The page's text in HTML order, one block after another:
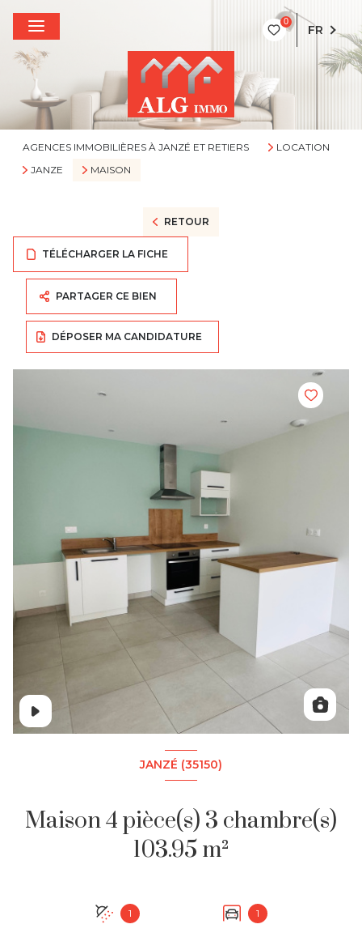
0
FR
AGENCES IMMOBILIÈRES À JANZÉ ET RETIERS
LOCATION
JANZE
MAISON
RETOUR
TÉLÉCHARGER LA FICHE
PARTAGER CE BIEN
DÉPOSER MA CANDIDATURE
JANZÉ (35150)
Maison 4 pièce(s) 3 chambre(s)
103.95 m²
1 1